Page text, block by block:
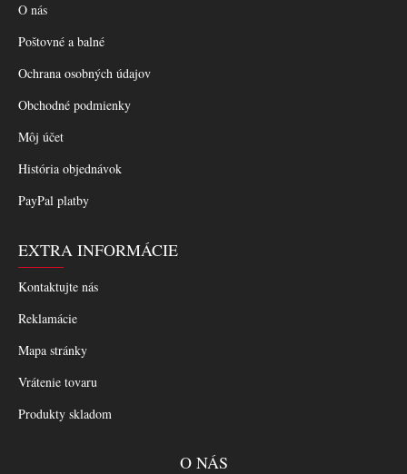
O nás
Poštovné a balné
Ochrana osobných údajov
Obchodné podmienky
Môj účet
História objednávok
PayPal platby
EXTRA INFORMÁCIE
Kontaktujte nás
Reklamácie
Mapa stránky
Vrátenie tovaru
Produkty skladom
O NÁS